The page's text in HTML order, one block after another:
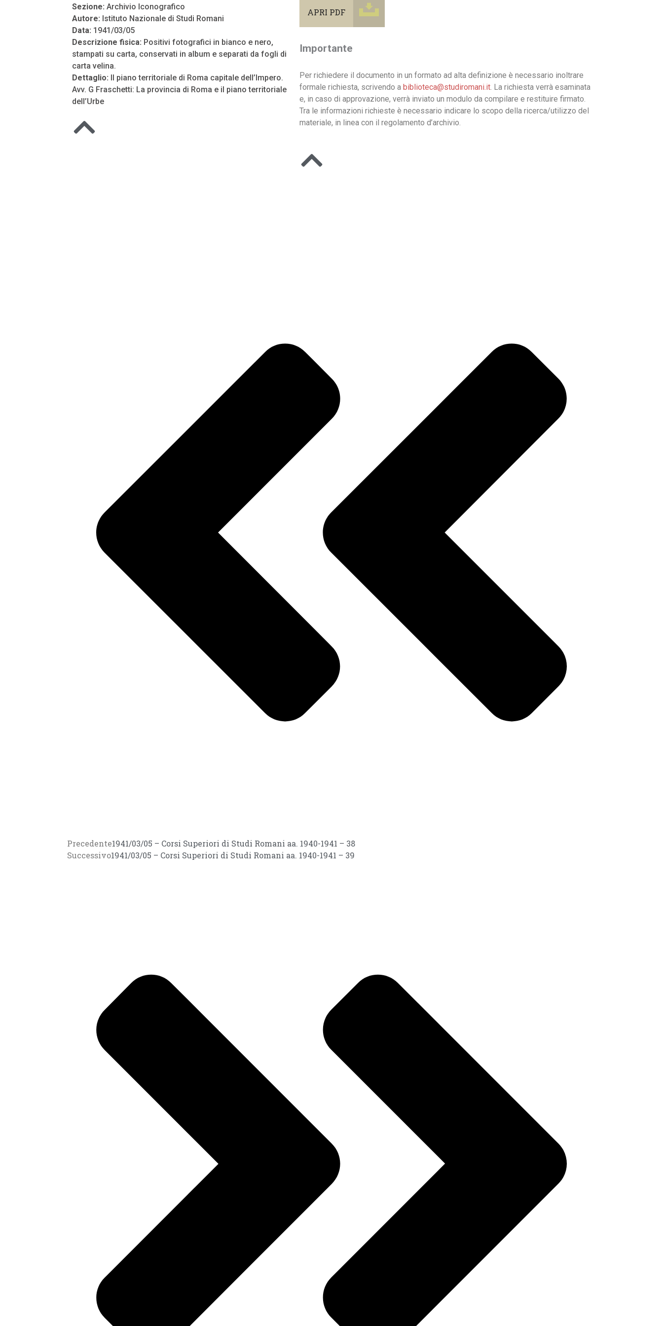
Sezione: Archivio Iconografico
Autore: Istituto Nazionale di Studi Romani
Data: 1941/03/05
Descrizione fisica: Positivi fotografici in bianco e nero,
stampati su carta, conservati in album e separati da fogli di
carta velina.
Dettaglio: Il piano territoriale di Roma capitale dell’Impero.
Avv. G Fraschetti: La provincia di Roma e il piano territoriale
dell’Urbe
APRI PDF
Importante
Per richiedere il documento in un formato ad alta definizione è necessario inoltrare
formale richiesta, scrivendo a biblioteca@studiromani.it. La richiesta verrà esaminata
e, in caso di approvazione, verrà inviato un modulo da compilare e restituire firmato.
Tra le informazioni richieste è necessario indicare lo scopo della ricerca/utilizzo del
materiale, in linea con il regolamento d’archivio.
Precedente1941/03/05 – Corsi Superiori di Studi Romani aa. 1940-1941 – 38
Successivo1941/03/05 – Corsi Superiori di Studi Romani aa. 1940-1941 – 39